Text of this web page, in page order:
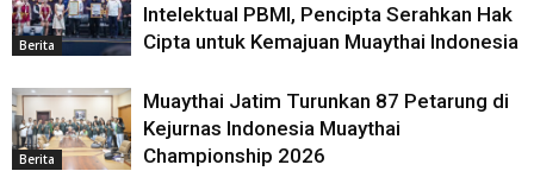
Berita
Intelektual PBMI, Pencipta Serahkan Hak
Cipta untuk Kemajuan Muaythai Indonesia
Berita
Muaythai Jatim Turunkan 87 Petarung di
Kejurnas Indonesia Muaythai
Championship 2026